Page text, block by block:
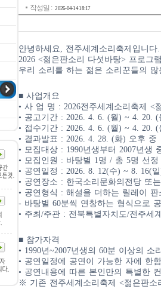
작성일 : 2026-04-14 18:17
안녕하세요, 전주세계소리축제입니다.
2026 <젊은판소리 다섯바탕> 프로그
우리 소리를 하는 젊은 소리꾼들의
■ 사업개요
• 사 업 명 : 2026전주세계소리축제
• 공고기간 : 2026. 4. 6. (월) ~ 4. 20. (
• 접수기간 : 2026. 4. 6. (월) ~ 4. 20. (
• 결과발표 : 2026. 4. 28. (화) 오후 중
• 모집대상 : 1990년생부터 2007년생
• 모집인원 : 바탕별 1명 / 총 5명 선정
• 공연일정 : 2026. 8. 12(수) ~ 8. 16(
• 공연장소 : 한국소리문화의전당 또
• 공연형식 : 해설을 더하는 릴레이 판
- 바탕별 60분씩 연창하는 형식으로
• 주최/주관 : 전북특별자치도/전주세
■ 참가자격
• 1990년~2007년생의 60분 이상의 소
• 공연일정에 공연이 가능한 자에 한함
• 공연내용에 따른 본인만의 특별한
※ 기존 전주세계소리축제 <젊은판소